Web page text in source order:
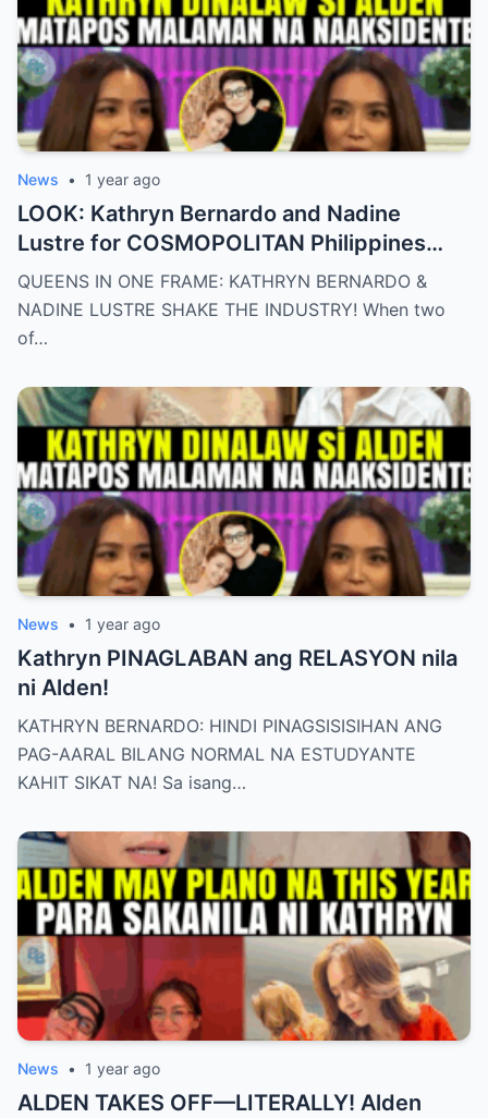
News • 1 year ago
LOOK: Kathryn Bernardo and Nadine
Lustre for COSMOPOLITAN Philippines
May 2025 issue.
QUEENS IN ONE FRAME: KATHRYN BERNARDO &
NADINE LUSTRE SHAKE THE INDUSTRY! When two
of…
News • 1 year ago
Kathryn PINAGLABAN ang RELASYON nila
ni Alden!
KATHRYN BERNARDO: HINDI PINAGSISISIHAN ANG
PAG-AARAL BILANG NORMAL NA ESTUDYANTE
KAHIT SIKAT NA! Sa isang…
News • 1 year ago
ALDEN TAKES OFF—LITERALLY! Alden